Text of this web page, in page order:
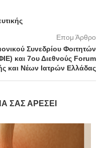
Επομ Άρθρο
Συνεδρίου Φοιτητών
και 7ου Διεθνούς Forum
και Νέων Ιατρών Ελλάδας
ΣΑΣ ΑΡΈΣΕΙ